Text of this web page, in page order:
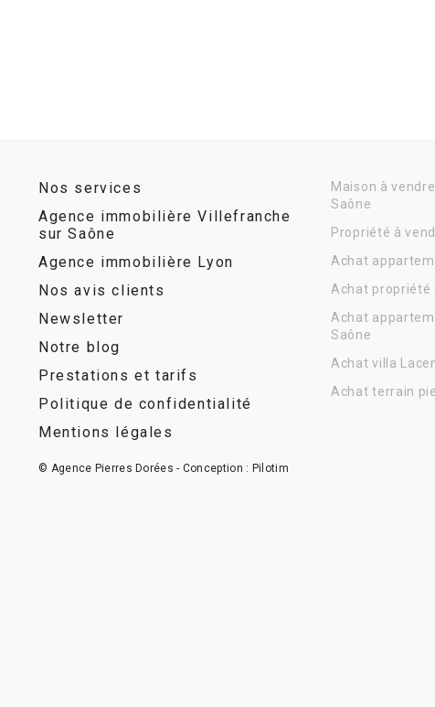
Nos services
Agence immobilière Villefranche
sur Saône
Agence immobilière Lyon
Nos avis clients
Newsletter
Notre blog
Prestations et tarifs
Politique de confidentialité
Mentions légales
Maison à
Saône
Propriété à
Achat
Achat propriété
Achat
Saône
Achat villa
Achat terrain
© Agence Pierres Dorées - Conception : Pilotim